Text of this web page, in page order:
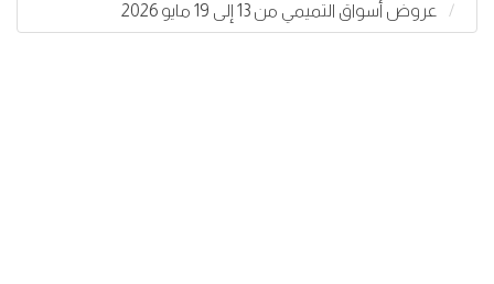
عروض أسواق التميمي من 13 إلى 19 مايو 2026